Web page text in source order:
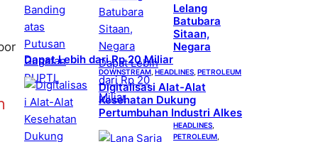
Lelang
Batubara
Sitaan,
Negara
Dapat Lebih dari Rp 20 Miliar
DOWNSTREAM HEADLINES PETROLEUM
Digitalisasi Alat-Alat
Kesehatan Dukung
Pertumbuhan Industri Alkes
HEADLINES
PETROLEUM